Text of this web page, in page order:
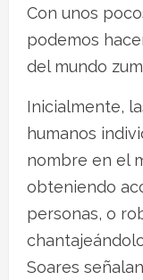
Con unos
podemos
del mundo
Inicialmente,
humanos
nombre en el
obteniendo
personas, o
Soares